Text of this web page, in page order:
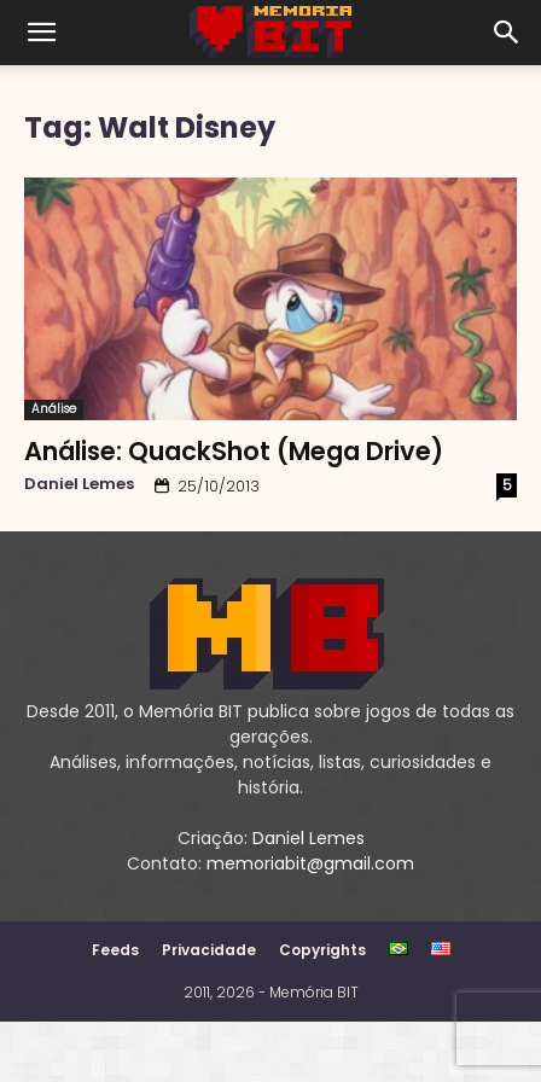
Tag: Walt Disney
Análise
Análise: QuackShot (Mega Drive)
Daniel Lemes 25/10/2013 5
Desde 2011, o Memória BIT publica sobre jogos de todas as
gerações.
Análises, informações, notícias, listas, curiosidades e
história.
Criação: Daniel Lemes
Contato: memoriabit@gmail.com
Feeds Privacidade Copyrights
2011, 2026 - Memória BIT